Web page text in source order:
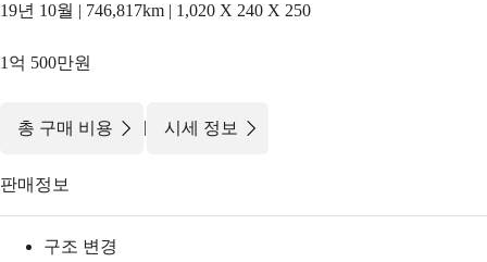
19년 10월 | 746,817km | 1,020 X 240 X 250
1억 500만원
총 구매 비용 | 시세 정보
판매정보
구조 변경